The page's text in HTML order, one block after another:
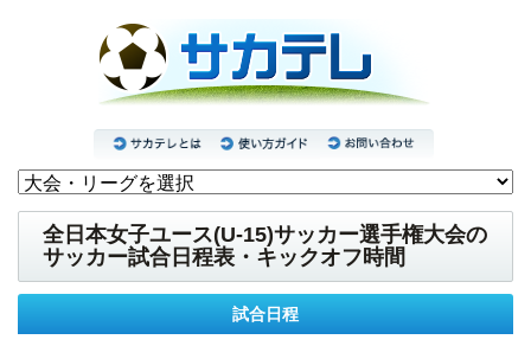
全日本女子ユース(U-15)サッカー選手権大会の
サッカー試合日程表・キックオフ時間
試合日程